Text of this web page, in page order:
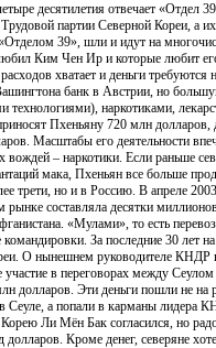
десятилетия отвечает
партии Северной Кореи, а
39», шли и идут на
Ким Чен Ир и которые любит
хватает и деньги
банк в Австрии, но
наркотиками,
Пхеньяну 720 млн
Масштабы его деятельности
– наркотики. Если раньше
мака, Пхеньян все больше
трети, но и в Россию. В апреле
составляла десятки
«Мулами», то есть
За последние 30 лет
О нынешнем руководителе
участие в переговорах между
Эти деньги пошли не на
а попали в карманы
Ли Мён Бак согласился, но
Кроме денег, северяне